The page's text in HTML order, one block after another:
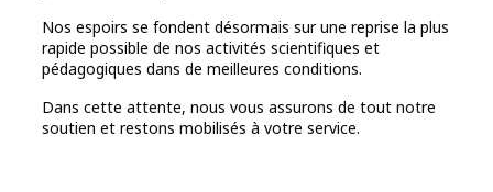
Nos espoirs se fondent désormais sur une reprise la plus
rapide possible de nos activités scientifiques et
pédagogiques dans de meilleures conditions.
Dans cette attente, nous vous assurons de tout notre
soutien et restons mobilisés à votre service.